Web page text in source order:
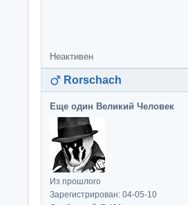
Неактивен
Rorschach
Еще один Великий Человек
Из прошлого
Зарегистрирован: 04-05-10